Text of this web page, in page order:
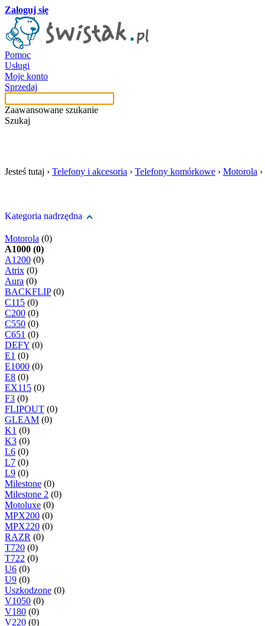
Zaloguj się
Pomoc
Usługi
Moje konto
Sprzedaj
Zaawansowane szukanie
Szukaj
Jesteś tutaj › Telefony i akcesoria › Telefony komórkowe › Motorola ›
Kategoria nadrzędna
Motorola (0)
A1000 (0)
A1200 (0)
Atrix (0)
Aura (0)
BACKFLIP(0)
C115 (0)
C200 (0)
C550 (0)
C651 (0)
DEFY (0)
E1 (0)
E1000 (0)
E8 (0)
EX115 (0)
F3 (0)
FLIPOUT (0)
GLEAM (0)
K1 (0)
K3 (0)
L6 (0)
L7 (0)
L9 (0)
Milestone (0)
Milestone 2 (0)
Motoluxe (0)
MPX200 (0)
MPX220 (0)
RAZR (0)
T720 (0)
T722 (0)
U6 (0)
U9 (0)
Uszkodzone (0)
V1050 (0)
V180 (0)
V220 (0)